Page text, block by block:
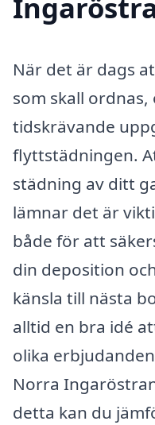
När det är dags
som skall ordnas,
tidskrävande
flyttstädningen.
städning av ditt
lämnar det är
både för att
din deposition
känsla till nästa
alltid en bra idé
olika
Norra
detta kan du